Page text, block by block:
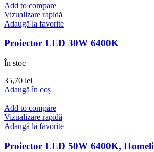
Add to compare
Vizualizare rapidă
Adaugă la favorite
Proiector LED 30W 6400K
În stoc
35,70 lei
Adaugă în coș
Add to compare
Vizualizare rapidă
Adaugă la favorite
Proiector LED 50W 6400K,